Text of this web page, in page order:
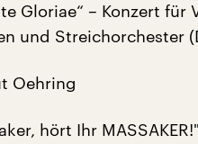
Gloriae“ – Konzert
und Streichorchester
Oehring
hört Ihr